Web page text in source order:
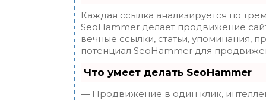
Каждая ссылка анализируется по
SeoHammer делает продвижение
вечные ссылки, статьи, упоминания,
потенциал SeoHammer для
Что умеет делать SeoHammer
— Продвижение в один клик,